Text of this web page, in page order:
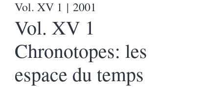
Vol. XV 1 | 2001
Vol. XV 1
Chronotopes: les
espace du temps